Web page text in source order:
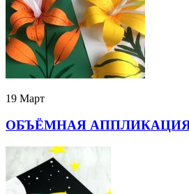
19 Март
ОБЪЁМНАЯ